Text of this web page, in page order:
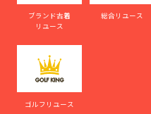
ブランド古着
リユース
総合リユース
ゴルフリユース